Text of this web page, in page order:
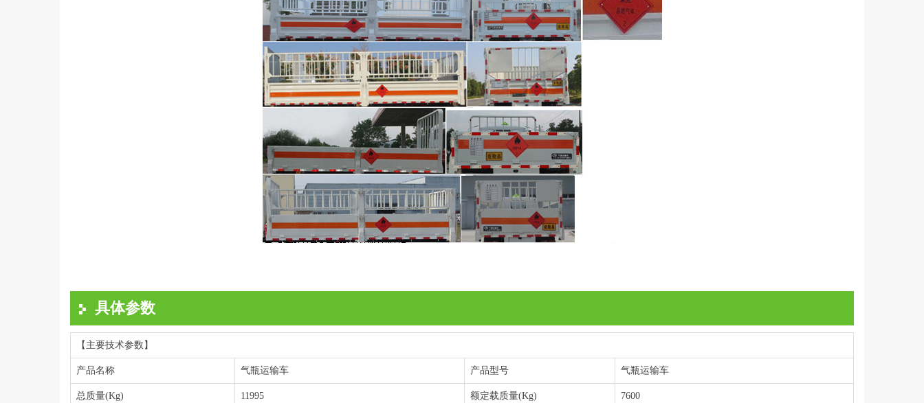
具体参数
【主要技术参数】
产品名称 气瓶运输车 产品型号 气瓶运输车
总质量(Kg) 11995 额定载质量(Kg) 7600